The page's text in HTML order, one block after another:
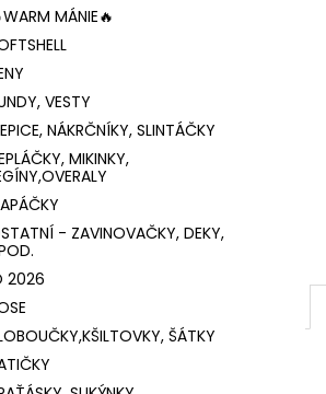
MÁNIE🔥
VESTY
NÁKRČNÍKY, SLINTÁČKY
MIKINKY,
- ZAVINOVAČKY, DEKY,
2026
ŠÁTKY